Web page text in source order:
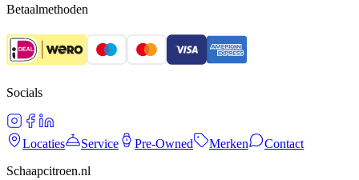
Betaalmethoden
Socials
Locaties Service Pre-Owned Merken
Contact
Schaapcitroen.nl